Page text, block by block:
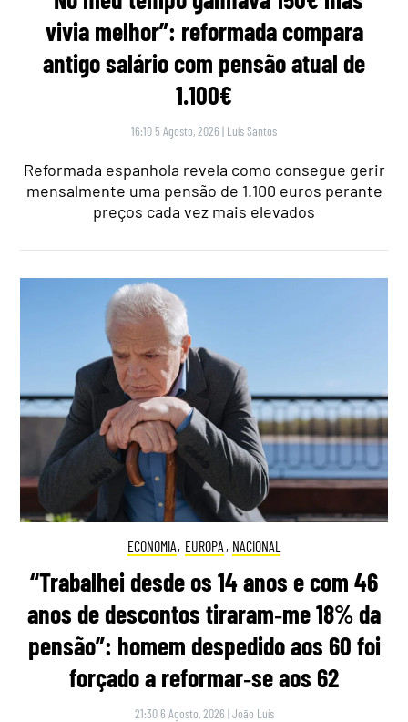
vivia melhor”: reformada compara
antigo salário com pensão atual de
1.100€
16:10 5 Agosto, 2026 | Luís Santos
Reformada espanhola revela como consegue gerir
mensalmente uma pensão de 1.100 euros perante
preços cada vez mais elevados
ECONOMIA, EUROPA , NACIONAL
“Trabalhei desde os 14 anos e com 46
anos de descontos tiraram‑me 18% da
pensão”: homem despedido aos 60 foi
forçado a reformar‑se aos 62
21:30 6 Agosto, 2026 |João Luís